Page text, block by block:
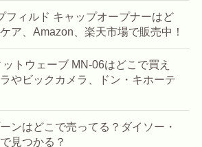
フィルド キャップオープナーはど
ア、Amazon、楽天市場で販売中！
トウェーブ MN-06はどこで買え
やビックカメラ、ドン・キホーテ
ンはどこで売ってる？ダイソー・
見つかる？